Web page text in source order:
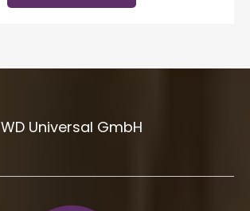
WD Universal GmbH